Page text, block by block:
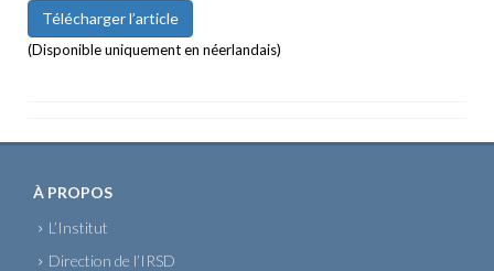
Télécharger l’article
(Disponible uniquement en néerlandais)
À PROPOS
L’Institut
Direction de l’IRSD